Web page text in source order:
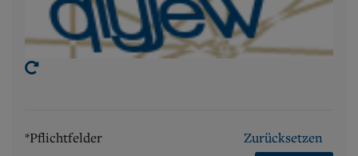
*Pflichtfelder
Zurücksetzen